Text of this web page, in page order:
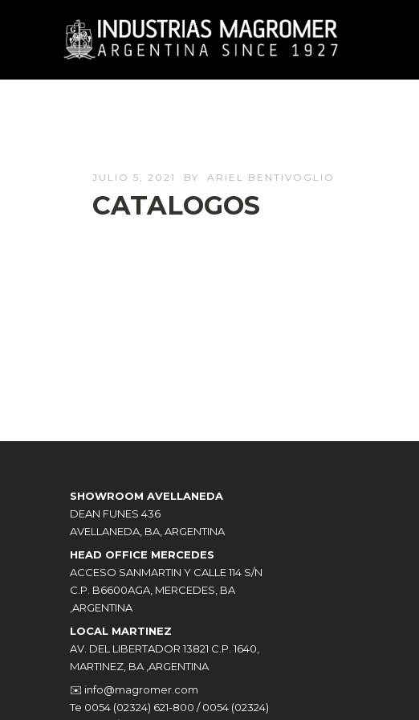
JULIO 5, 2021 BY ARIEL BENTIVOGLIO
CATALOGOS
SHOWROOM AVELLANEDA
DEAN FUNES 436
AVELLANEDA, BA, ARGENTINA
HEAD OFFICE MERCEDES
ACCESO SANMARTIN Y CALLE 114 S/N
C.P. B6600AGA, MERCEDES, BA
,ARGENTINA
LOCAL MARTINEZ
AV. DEL LIBERTADOR 13821 C.P. 1640,
MARTINEZ, BA ,ARGENTINA
✉️ info@magromer.com
Te 0054 (02324) 621-800 / 0054 (02324)